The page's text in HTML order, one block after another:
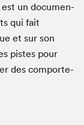
est un doc­u­men­
qui fait
et sur son
pistes pour
des com­porte­